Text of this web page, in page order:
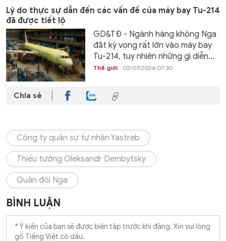
Lý do thực sự dẫn đến các vấn đề của máy bay Tu-214
đã được tiết lộ
GD&TĐ - Ngành hàng không Nga
đặt kỳ vọng rất lớn vào máy bay
Tu-214, tuy nhiên những gì diễn...
Thế giới 02/07/2026 07:30
Chia sẻ
Công ty quân sự tư nhân Yastreb
Thiếu tướng Oleksandr Dembytsky
Quân đội Nga
BÌNH LUẬN